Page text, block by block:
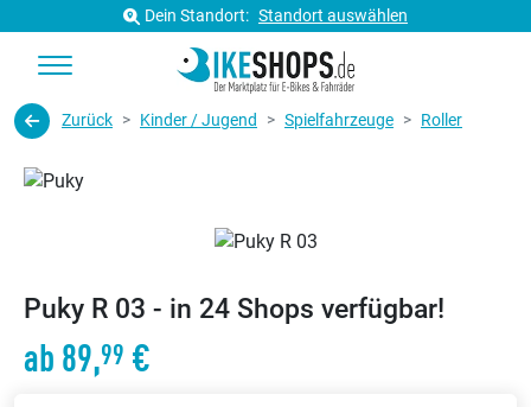
Dein Standort: Standort auswählen
Zurück Kinder / Jugend Spielfahrzeuge Roller
Puky R 03 - in 24 Shops verfügbar!
ab 89,99 €